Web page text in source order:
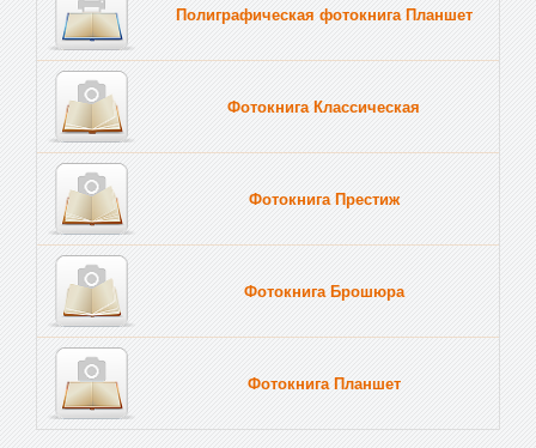
Полиграфическая фотокнига Планшет
Фотокнига Классическая
Фотокнига Престиж
Фотокнига Брошюра
Фотокнига Планшет